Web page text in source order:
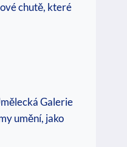
chutě, které
Galerie
umění, jako